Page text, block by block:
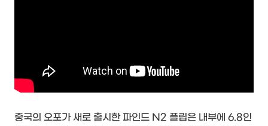
중국의 오포가 새로 출시한 파인드 N2 플립은 내부에 6.8인